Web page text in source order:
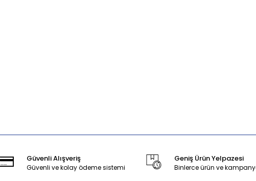
Güvenli Alışveriş
Güvenli ve kolay ödeme sistemi
Geniş Ürün Yelpazesi
Binlerce ürün ve